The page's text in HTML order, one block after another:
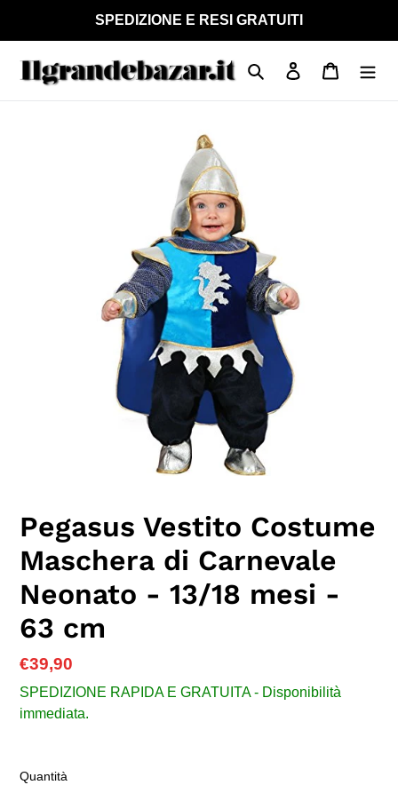
contenuti
SPEDIZIONE E RESI GRATUITI
Cerca Accedi Carrello
Pegasus Vestito Costume
Maschera di Carnevale
Neonato - 13/18 mesi -
63 cm
Prezzo
di
listino
€39,90
SPEDIZIONE RAPIDA E GRATUITA - Disponibilità
immediata.
Quantità